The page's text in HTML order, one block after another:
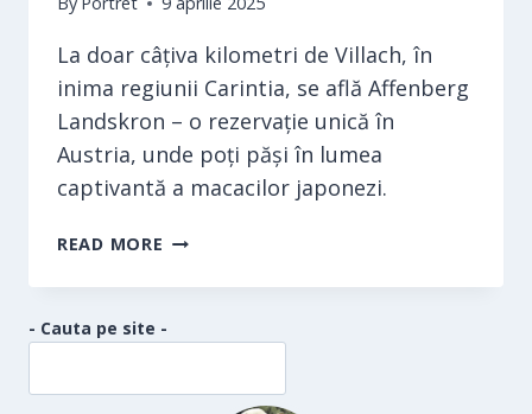
La doar câțiva kilometri de Villach, în
inima regiunii Carintia, se află Affenberg
Landskron – o rezervație unică în
Austria, unde poți păși în lumea
captivantă a macacilor japonezi.
READ MORE AFFENBERG
MUNTELE
- Cauta pe site -